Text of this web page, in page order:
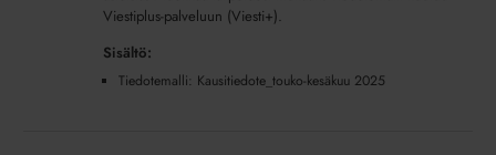
Viestiplus-palveluun (Viesti+).
Sisältö:
Tiedotemalli: Kausitiedote_touko-kesäkuu 2025